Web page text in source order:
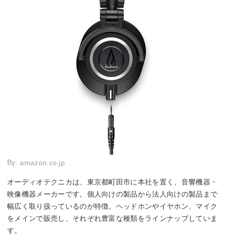
By:amazon.co.jp
オーディオテクニカは、東京都町田市に本社を置く、音響機器・
映像機器メーカーです。個人向けの製品から法人向けの製品まで
幅広く取り扱っているのが特徴。ヘッドホンやイヤホン、マイク
をメインで販売し、それぞれ豊富な種類をラインナップしていま
す。